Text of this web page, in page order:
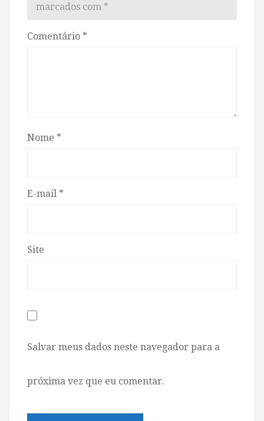
marcados com *
Comentário *
Nome *
E-mail *
Site
Salvar meus dados neste navegador para a
próxima vez que eu comentar.